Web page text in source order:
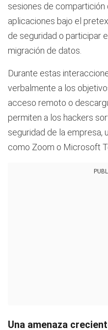
sesiones de compartición
aplicaciones bajo el
de seguridad o participar
migración de datos.
Durante estas
verbalmente a los
acceso remoto o
permiten a los hackers
seguridad de la empresa,
como Zoom o Microsoft
Una amenaza